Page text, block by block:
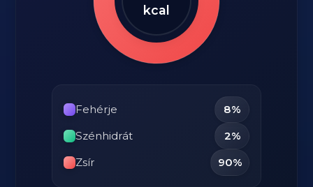
kcal
Fehérje
8%
Szénhidrát
2%
Zsír
90%